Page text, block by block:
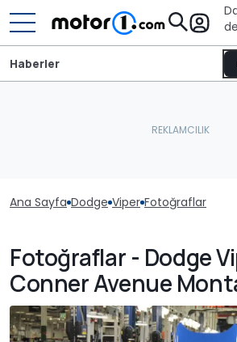
Haberler
Ana Sayfa Dodge Viper Fotoğraflar
Fotoğraflar - Dodge
Conner Avenue